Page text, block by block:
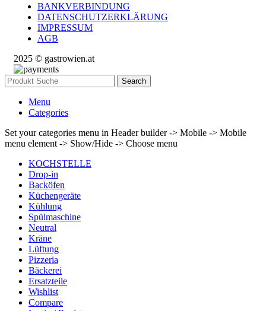
BANKVERBINDUNG
DATENSCHUTZERKLÄRUNG
IMPRESSUM
AGB
2025 © gastrowien.at
Search
Menu
Categories
Set your categories menu in Header builder -> Mobile -> Mobile
menu element -> Show/Hide -> Choose menu
KOCHSTELLE
Drop-in
Backöfen
Küchengeräte
Kühlung
Spülmaschine
Neutral
Kräne
Lüftung
Pizzeria
Bäckerei
Ersatzteile
Wishlist
Compare